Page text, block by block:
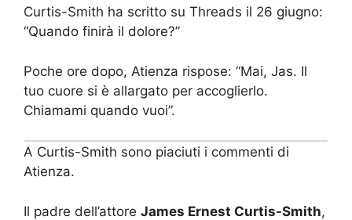
Curtis-Smith ha scritto su Threads il 26 giugno:
“Quando finirà il dolore?”
Poche ore dopo, Atienza rispose: “Mai, Jas. Il
tuo cuore si è allargato per accoglierlo.
Chiamami quando vuoi”.
A Curtis-Smith sono piaciuti i commenti di
Atienza.
Il padre dell’attore James Ernest Curtis-Smith,